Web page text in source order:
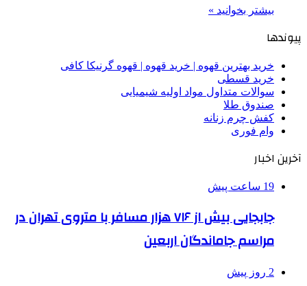
بیشتر بخوانید »
پیوندها
خرید بهترین قهوه | خرید قهوه | قهوه گرنیکا کافی
خرید قسطی
سوالات متداول مواد اولیه شیمیایی
صندوق طلا
کفش چرم زنانه
وام فوری
آخرین اخبار
19 ساعت پیش
جابجایی بیش از ۷۱۶ هزار مسافر با متروی تهران در
مراسم جاماندگان اربعین
2 روز پیش